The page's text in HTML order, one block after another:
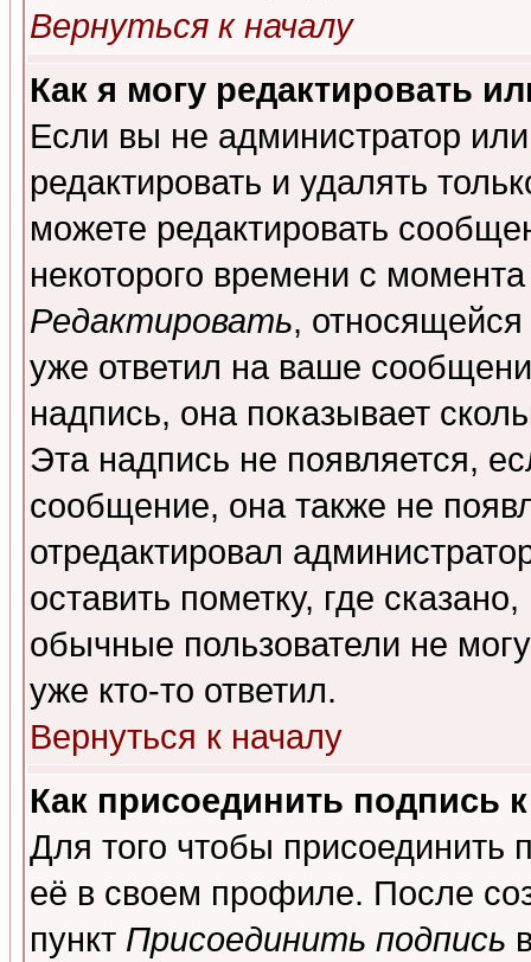
Вернуться к началу
Как я могу редактировать
Если вы не администратор
редактировать и удалять
можете редактировать
некоторого времени с
Редактировать,
уже ответил на ваше
надпись, она показывает
Эта надпись не появляется,
сообщение, она также не
отредактировал
оставить пометку, где
обычные пользователи не
уже кто-то ответил.
Вернуться к началу
Как присоединить подпись
Для того чтобы присоединить
её в своем профиле. После
пункт Присоединить подпись